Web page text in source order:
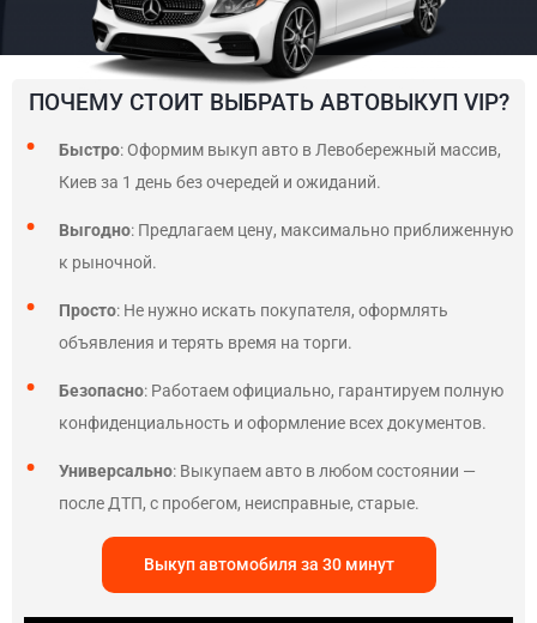
ПОЧЕМУ СТОИТ ВЫБРАТЬ АВТОВЫКУП VIP?
Быстро: Оформим выкуп авто в Левобережный массив,
Киев за 1 день без очередей и ожиданий.
Выгодно: Предлагаем цену, максимально приближенную
к рыночной.
Просто: Не нужно искать покупателя, оформлять
объявления и терять время на торги.
Безопасно: Работаем официально, гарантируем полную
конфиденциальность и оформление всех документов.
Универсально: Выкупаем авто в любом состоянии —
после ДТП, с пробегом, неисправные, старые.
Выкуп автомобиля за 30 минут